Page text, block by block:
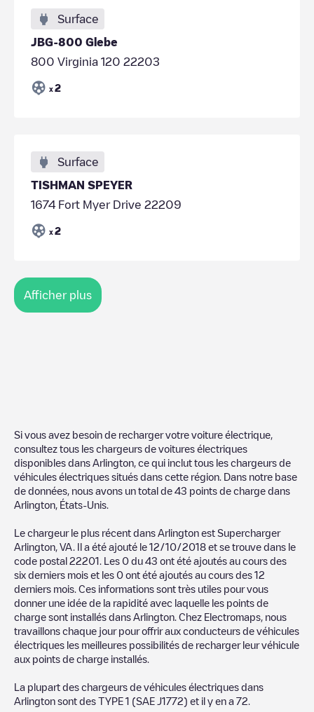
Surface
JBG-800 Glebe
800 Virginia 120 22203
x 2
Surface
TISHMAN SPEYER
1674 Fort Myer Drive 22209
x 2
Afficher plus
Si vous avez besoin de recharger votre voiture électrique,
consultez tous les chargeurs de voitures électriques
disponibles dans Arlington , ce qui inclut tous les chargeurs de
véhicules électriques situés dans cette région. Dans notre base
de données, nous avons un total de 43 points de charge dans
Arlington États-Unis
Le chargeur le plus récent dans Arlington est Supercharger
Arlington, VA
. Il a été ajouté le 12/10/2018 et se trouve dans le
code postal 22201 . Les 0 du 43 ont été ajoutés au cours des
six derniers mois et les 0 ont été ajoutés au cours des 12
derniers mois. Ces informations sont très utiles pour vous
donner une idée de la rapidité avec laquelle les points de
charge sont installés dans Arlington . Chez Electromaps, nous
travaillons chaque jour pour offrir aux conducteurs de véhicules
électriques les meilleures possibilités de recharger leur véhicule
aux points de charge installés.
La plupart des chargeurs de véhicules électriques dans
Arlington sont des TYPE 1 (SAE J1772) et il y en a 72